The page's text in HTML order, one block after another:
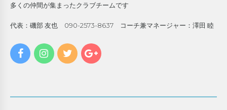
多くの仲間が集まったクラブチームです
代表：磯部 友也 090-2573-8637 コーチ兼マネージャー：澤田 睦